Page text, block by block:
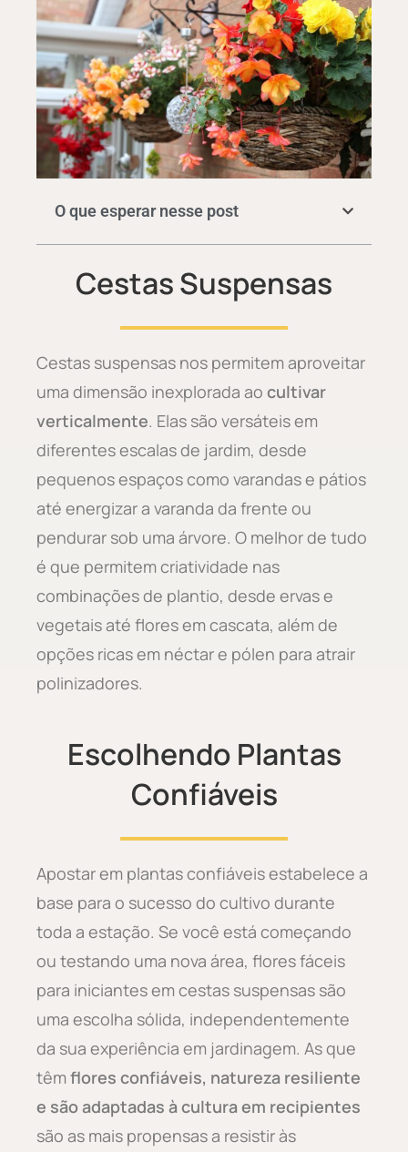
O que esperar nesse post
Cestas Suspensas
Cestas suspensas nos permitem aproveitar
uma dimensão inexplorada ao cultivar
verticalmente. Elas são versáteis em
diferentes escalas de jardim, desde
pequenos espaços como varandas e pátios
até energizar a varanda da frente ou
pendurar sob uma árvore. O melhor de tudo
é que permitem criatividade nas
combinações de plantio, desde ervas e
vegetais até flores em cascata, além de
opções ricas em néctar e pólen para atrair
polinizadores.
Escolhendo Plantas
Confiáveis
Apostar em plantas confiáveis estabelece a
base para o sucesso do cultivo durante
toda a estação. Se você está começando
ou testando uma nova área, flores fáceis
para iniciantes em cestas suspensas são
uma escolha sólida, independentemente
da sua experiência em jardinagem. As que
têm flores confiáveis, natureza resiliente
e são adaptadas à cultura em recipientes
são as mais propensas a resistir às